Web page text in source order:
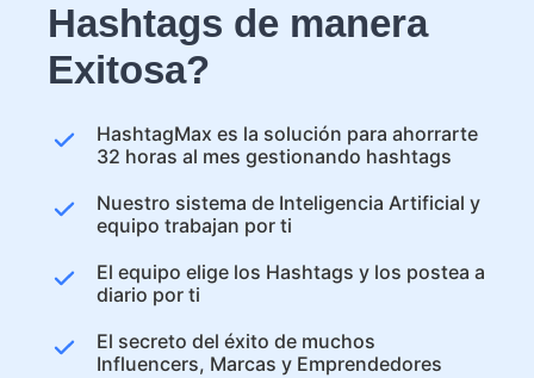
Hashtags de manera
Exitosa?
HashtagMax es la solución para ahorrarte
32 horas al mes gestionando hashtags
Nuestro sistema de Inteligencia Artificial y
equipo trabajan por ti
El equipo elige los Hashtags y los postea a
diario por ti
El secreto del éxito de muchos
Influencers, Marcas y Emprendedores